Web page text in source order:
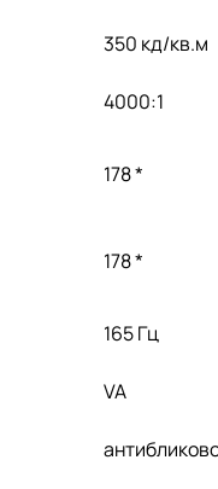
350 кд/кв.м
4000:1
178 *
178 *
165 Гц
VA